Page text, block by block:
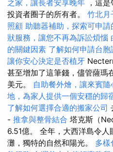
之家，讓長者安享晚年 ，這
投資者圈子的所有者。 竹北月
照顧 助聽器補助，探索可申
狀服務，讓您不再為訴訟煩惱
的關鍵因素 了解如何申請台胞
讓你安心決定是否植牙
甚至增加了這筆錢，儘管薩瑪
美元。 自助餐外燴，讓來賓隨
地，為家人提供一個安穩的歸
了解如何選擇合適的搬家公司
- 推拿與整骨結合 塔克斯（
6.51億。 全年，大西洋島令
灘，獨特的自然和陽光。 多樣